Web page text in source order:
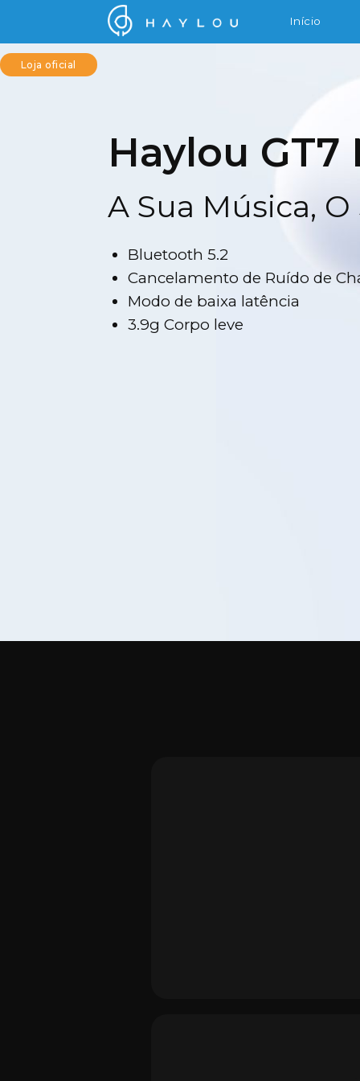
Início
Loja oficial
Haylou GT7
A Sua Música,
Bluetooth 5.2
Cancelamento de Ruído de
Modo de baixa latência
3.9g Corpo leve